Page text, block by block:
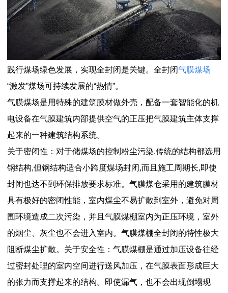
践行煤场绿色发展，实现全封闭是关键。全封闭气膜煤场
“激发”煤场可持续发展的“热情”。
气膜煤场是用特殊的建筑膜材做外壳，配备一套智能化的机
电设备在气膜建筑内部提供空气的正压把气膜建筑主体支撑
起来的一种建筑结构系统。
关于密闭性：对于储煤场的控制粉尘污染,传统的结构都选用
钢结构,但钢结构适合小跨度煤场封闭,而且施工周期长,即使
封闭也达不到环保排放要求标准。气膜煤仓采用的建筑膜材
具有极好的密闭性能，室内煤尘不易扩散到室外，避免对周
围环境造成二次污染，并且气膜煤棚室内为正压环境，室外
的烟尘、灰尘也不会进入室内。气膜煤棚全封闭的特性极大
阻断煤尘扩散。关于安全性：气膜煤棚是通过加压设备往经
过密封处理的室内空间进行送风加压，在气膜表面形成巨大
的张力而支撑起来的结构。即使漏气，也不会出现倒塌现